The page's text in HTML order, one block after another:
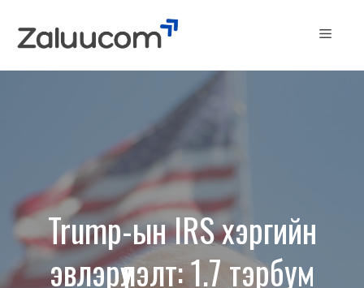
Menu
Trump-ын IRS хэргийн
эвлэрүүлэлт: 1.7 тэрбум